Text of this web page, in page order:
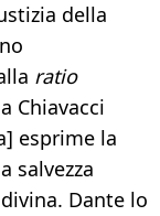
della
ratio
Chiavacci
esprime la
salvezza
Dante lo